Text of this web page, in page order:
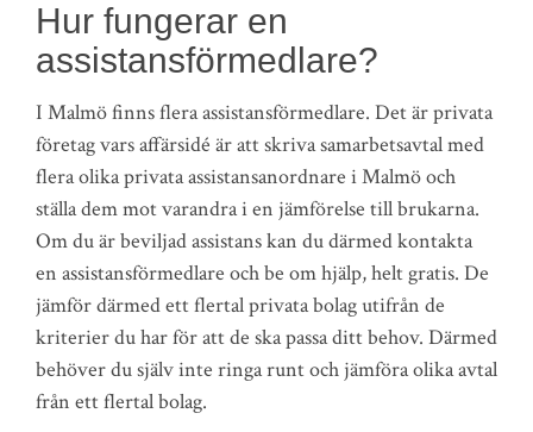
Hur fungerar en
assistansförmedlare?
I Malmö finns flera assistansförmedlare. Det är privata
företag vars affärsidé är att skriva samarbetsavtal med
flera olika privata assistansanordnare i Malmö och
ställa dem mot varandra i en jämförelse till brukarna.
Om du är beviljad assistans kan du därmed kontakta
en assistansförmedlare och be om hjälp, helt gratis. De
jämför därmed ett flertal privata bolag utifrån de
kriterier du har för att de ska passa ditt behov. Därmed
behöver du själv inte ringa runt och jämföra olika avtal
från ett flertal bolag.